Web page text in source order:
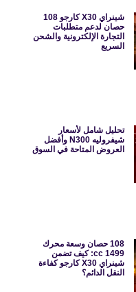
شينراي X30 كارجو 108
حصان لدعم متطلبات
التجارة الإلكترونية والشحن
السريع
تحليل شامل لأسعار
شيفروليه N300 وأفضل
العروض المتاحة في السوق
108 حصان وسعة محرك
1499 cc: كيف تضمن
شينراي X30 كارجو كفاءة
النقل الدائم؟